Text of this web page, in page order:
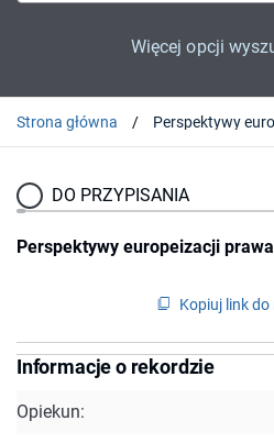
Więcej opcji
Strona główna Perspektywy
DO PRZYPISANIA
Perspektywy europeizacji
Kopiuj link do
Informacje o rekordzie
Opiekun: